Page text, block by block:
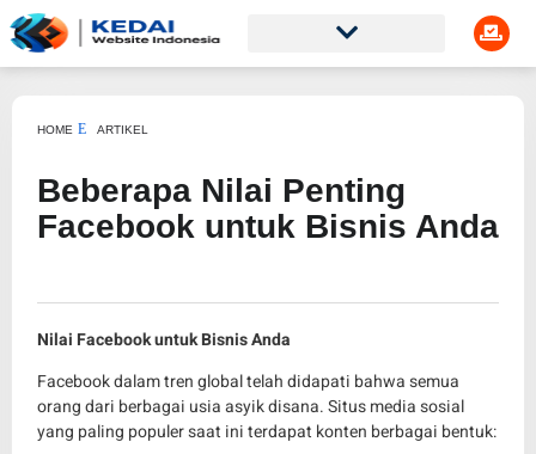
HOME ARTIKEL
Beberapa Nilai Penting
Facebook untuk Bisnis Anda
Nilai Facebook untuk Bisnis Anda
Facebook dalam tren global telah didapati bahwa semua
orang dari berbagai usia asyik disana. Situs media sosial
yang paling populer saat ini terdapat konten berbagai bentuk: